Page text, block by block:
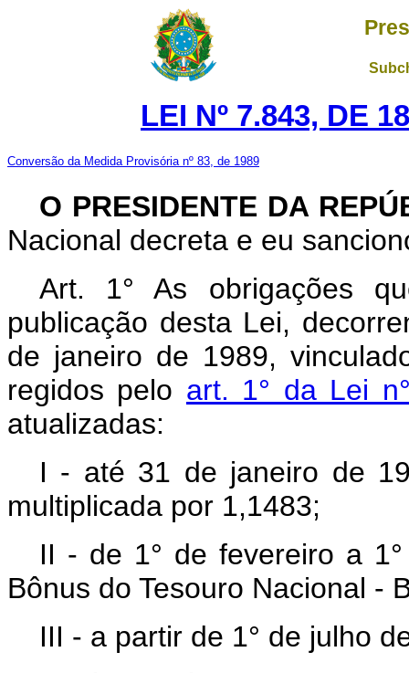
LEI Nº 7.843, DE
Conversão da Medida Provisória nº 83, de 1989
O PRESIDENTE DA
Nacional decreta e eu
Art. 1° As obrigações
publicação desta Lei,
de janeiro de 1989,
regidos pelo art. 1° da Lei
atualizadas:
I - até 31 de janeiro de
multiplicada por 1,1483;
II - de 1° de fevereiro a
Bônus do Tesouro Nacional -
III - a partir de 1° de julho